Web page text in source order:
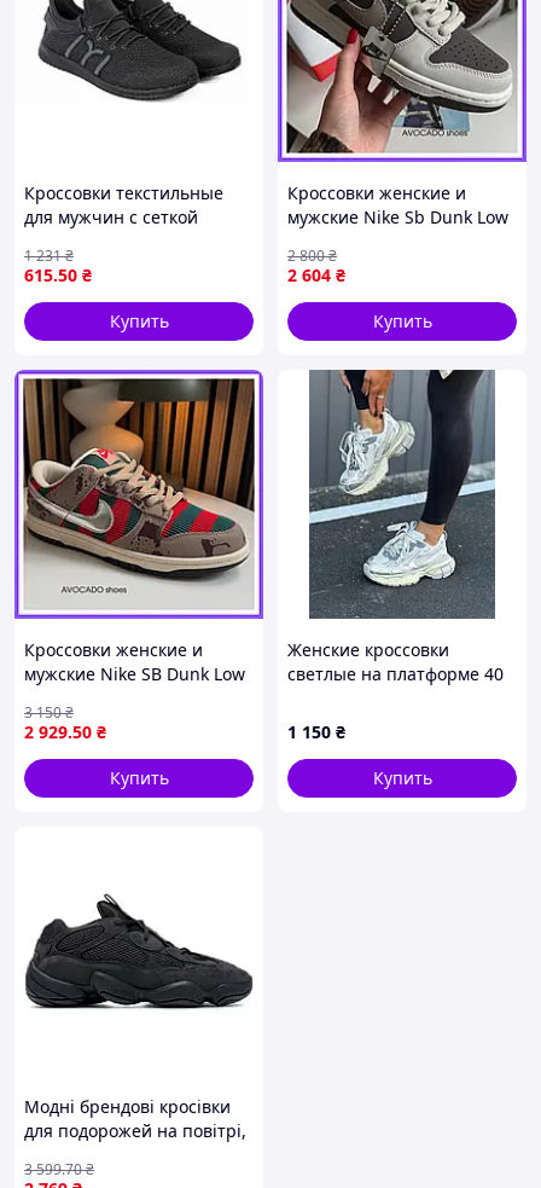
Кроссовки текстильные
для мужчин с сеткой
отдыха и повседневной
носки
615.50 ₴
1 231₴
Купить
Кроссовки женские и
мужские Nike Sb Dunk Low
Данк бежевые коричневые
2 604 ₴
2 800₴
Купить
Кроссовки женские и
мужские Nike SB Dunk Low
Данк Фредди Крюгер
разноцветные
2 929.50 ₴
3 150₴
Купить
Женские кроссовки
светлые на платформе 40
1 150 ₴
Купить
Модні брендові кросівки
для подорожей на повітрі,
3 599.70₴